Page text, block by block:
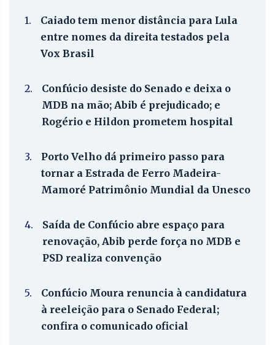
1.
Caiado tem menor distância para Lula
entre nomes da direita testados pela
Vox Brasil
2.
Confúcio desiste do Senado e deixa o
MDB na mão; Abib é prejudicado; e
Rogério e Hildon prometem hospital
3.
Porto Velho dá primeiro passo para
tornar a Estrada de Ferro Madeira-
Mamoré Patrimônio Mundial da Unesco
4.
Saída de Confúcio abre espaço para
renovação, Abib perde força no MDB e
PSD realiza convenção
5.
Confúcio Moura renuncia à candidatura
à reeleição para o Senado Federal;
confira o comunicado oficial